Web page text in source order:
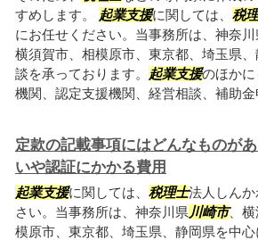
すめします。
起業支援に関しては、 税
にお任せください。当事務所は、神奈川
横須賀市、相模原市、東京都、埼玉県
談を承っております。
起業支援のほか
機関、認定支援機関、経営相談、補助金
定款の記載事項にはどんなものが
いや認証にかかる費用
起業支援に関しては、 税理士法人しん
さい。当事務所は、神奈川県 川崎市、横
模原市、東京都、埼玉県、静岡県を中